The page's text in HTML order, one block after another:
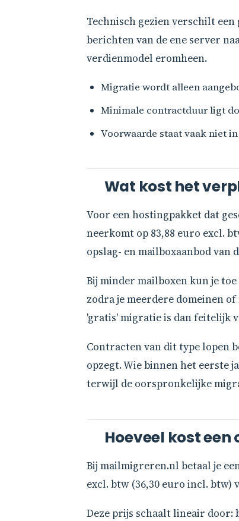
Technisch gezien verschilt
berichten van de ene server
verdienmodel eromheen.
Migratie wordt alleen
Minimale contractduur ligt
Voorwaarde staat vaak niet
Wat kost het
Voor een hostingpakket dat
neerkomt op 83,88 euro excl.
opslag- en mailboxaanbod
Bij minder mailboxen kun je
zodra je meerdere domeinen
'gratis' migratie is dan feitelijk
Contracten van dit type lopen
opzegt. Wie binnen het eerste
terwijl de oorspronkelijke
Hoeveel kost
Bij mailmigreren.nl betaal je
excl. btw (36,30 euro incl. btw)
Deze prijs schaalt lineair door: